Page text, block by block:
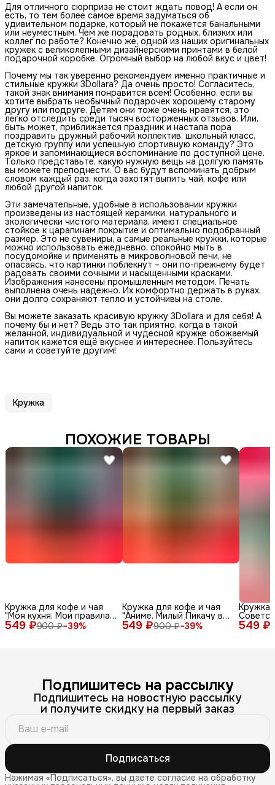
Для отличного сюрприза не стоит ждать повод! А если он
есть, то тем более самое время задуматься об
удивительном подарке, который не покажется банальными
или неуместным. Чем же порадовать родных, близких или
коллег по работе? Конечно же, одной из наших оригинальных
кружек с великолепными дизайнерскими принтами в белой
подарочной коробке. Огромный выбор на любой вкус и цвет!
Почему мы так уверенно рекомендуем именно практичные и
стильные кружки 3Dollara? Да очень просто! Согласитесь,
такой знак внимания понравится всем! Особенно, если вы
хотите выбрать необычный подарочек хорошему старому
другу или подруге. Детям они тоже очень нравятся, это
легко отследить среди тысяч восторженных отзывов. Или,
быть может, приближается праздник и настала пора
поздравить дружный рабочий коллектив, школьный класс,
детскую группу или успешную спортивную команду? Это
яркое и запоминающиеся воспоминание по доступной цене.
Только представьте, какую нужную вещь на долгую память
вы можете преподнести. О вас будут вспоминать добрым
словом каждый раз, когда захотят выпить чай, кофе или
любой другой напиток.
Эти замечательные, удобные в использовании кружки
произведены из настоящей керамики, натурального и
экологически чистого материала, имеют специальное
стойкое к царапинам покрытие и оптимально подобранный
размер. Это не сувениры, а самые реальные кружки, которые
можно использовать ежедневно, спокойно мыть в
посудомойке и применять в микроволновой печи, не
опасаясь, что картинки поблекнут – они по-прежнему будет
радовать своими сочными и насыщенными красками.
Изображения нанесены промышленным методом. Печать
выполнена очень надежно. Их комфортно держать в руках,
они долго сохраняют тепло и устойчивы на столе.
Вы можете заказать красивую кружку 3Dollara и для себя! А
почему бы и нет? Ведь это так приятно, когда в такой
желанной, индивидуальной и чудесной кружке обожаемый
напиток кажется ещё вкуснее и интереснее. Пользуйтесь
сами и советуйте другим!
Кружка
ПОХОЖИЕ ТОВАРЫ
549 ₽900 ₽−39%
Кружка для кофе и чая
"Моя кухня. Мои правила"
(100% керамическая, 330
мл) с красивым принтом
549 ₽900 ₽−39%
Кружка для кофе и чая
"Аниме. Милый Пикачу в
шапке панды" (100%
керамическая, 330 мл) с
549 ₽
Кружка
мл
Подпишитесь на рассылку
Подпишитесь на новостную рассылку
и получите скидку на первый заказ
Подписаться
Нажимая «Подписаться», вы даете согласие на обработку